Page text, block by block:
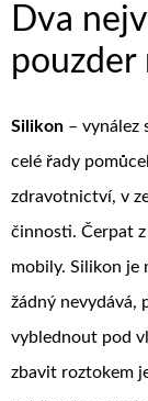
Dva
pouzder
Silikon – vynález
celé řady
zdravotnictví, v
činnosti. Čerpat
mobily. Silikon je
žádný nevydává,
vyblednout pod
zbavit roztokem